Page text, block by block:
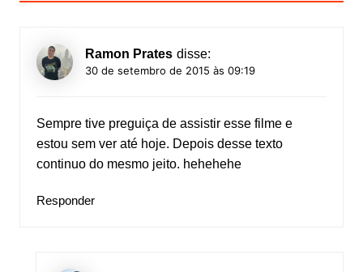
Ramon Prates disse:
30 de setembro de 2015 às 09:19
Sempre tive preguiça de assistir esse filme e
estou sem ver até hoje. Depois desse texto
continuo do mesmo jeito. hehehehe
Responder